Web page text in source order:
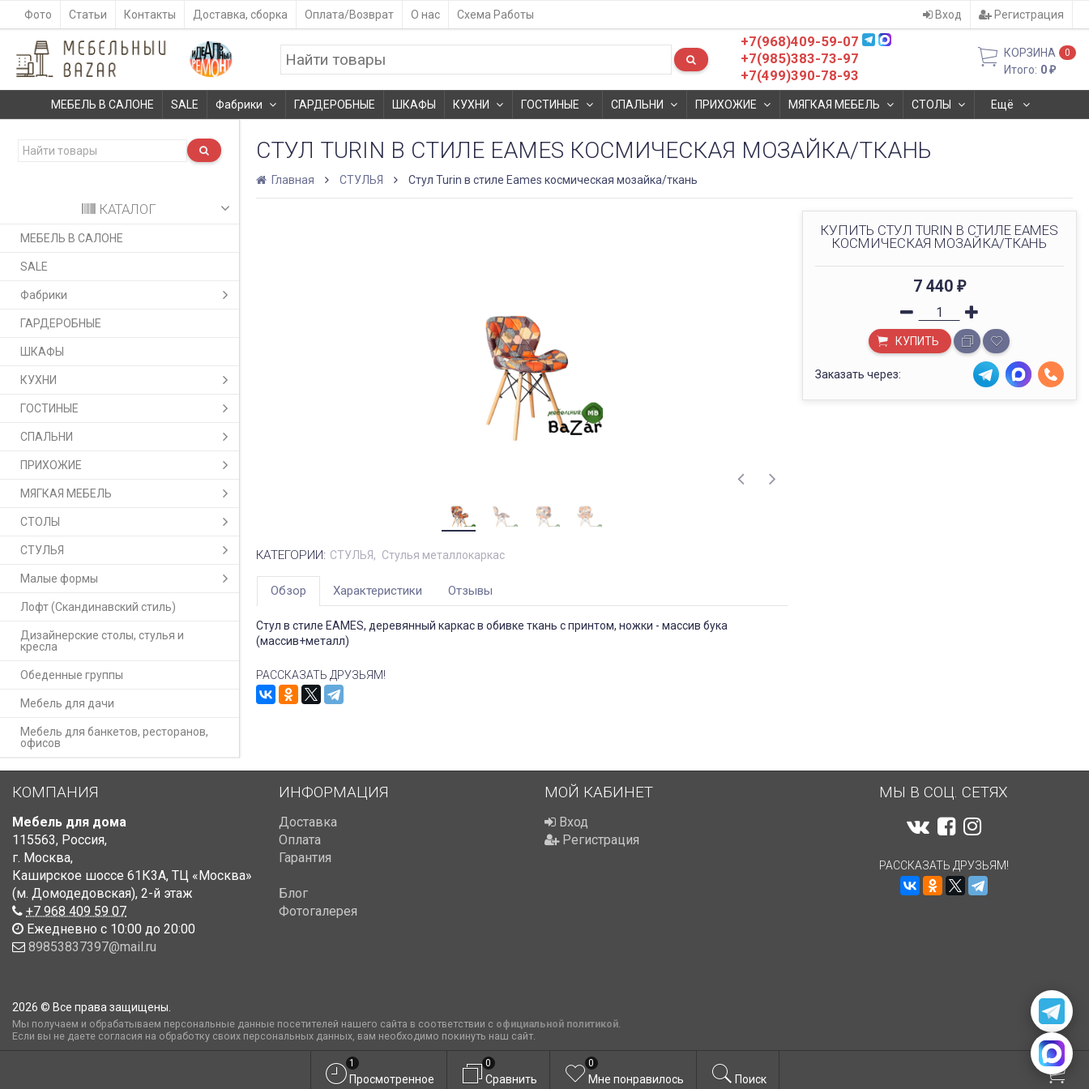
Фото Статьи Контакты Доставка, сборка Оплата/Возврат О нас Схема Работы Вход Регистрация
+7(968)409-59-07
+7(985)383-73-97
+7(499)390-78-93
КОРЗИНА 0
Итого: 0₽
МЕБЕЛЬ В САЛОНЕ SALE Фабрики ГАРДЕРОБНЫЕ ШКАФЫ КУХНИ ГОСТИНЫЕ СПАЛЬНИ ПРИХОЖИЕ МЯГКАЯ МЕБЕЛЬ СТОЛЫ Ещё
КАТАЛОГ
МЕБЕЛЬ В САЛОНЕ
SALE
Фабрики
ГАРДЕРОБНЫЕ
ШКАФЫ
КУХНИ
ГОСТИНЫЕ
СПАЛЬНИ
ПРИХОЖИЕ
МЯГКАЯ МЕБЕЛЬ
СТОЛЫ
СТУЛЬЯ
Малые формы
Лофт (Скандинавский стиль)
Дизайнерские столы, стулья и
кресла
Обеденные группы
Мебель для дачи
Мебель для банкетов, ресторанов,
офисов
СТУЛ TURIN В СТИЛЕ EAMES КОСМИЧЕСКАЯ МОЗАЙКА/ТКАНЬ
Главная СТУЛЬЯ Стул Turin в стиле Eames космическая мозайка/ткань
КУПИТЬ СТУЛ TURIN В СТИЛЕ EAMES
КОСМИЧЕСКАЯ МОЗАЙКА/ТКАНЬ
7 440 ₽
КУПИТЬ
Заказать через:
КАТЕГОРИИ: СТУЛЬЯ Стулья металлокаркас
Обзор Характеристики Отзывы
Стул в стиле EAMES, деревянный каркас в обивке ткань с принтом, ножки - массив бука
(массив+металл)
РАССКАЗАТЬ ДРУЗЬЯМ!
КОМПАНИЯ
Мебель для дома
115563, Россия,
г. Москва,
Каширское шоссе 61К3А, ТЦ «Москва»
(м. Домодедовская), 2-й этаж
+7 968 409 59 07
Ежедневно с 10:00 до 20:00
89853837397@mail.ru
ИНФОРМАЦИЯ
Доставка
Оплата
Гарантия
Блог
Фотогалерея
МОЙ КАБИНЕТ
Вход
Регистрация
МЫ В СОЦ. СЕТЯХ
РАССКАЗАТЬ ДРУЗЬЯМ!
2026 © Все права защищены.
Мы получаем и обрабатываем персональные данные посетителей нашего сайта в соответствии с официальной политикой.
Если вы не даете согласия на обработку своих персональных данных, вам необходимо покинуть наш сайт.
Просмотренное
1
Сравнить
0
Мне понравилось
0
Поиск